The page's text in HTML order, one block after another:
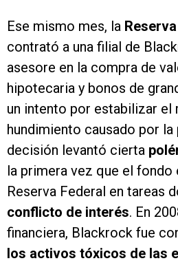
Ese mismo mes, la
contrató a una filial de
asesore en la compra de
hipotecaria y bonos de
un intento por estabilizar el
hundimiento causado por la
decisión levantó cierta
la primera vez que el
Reserva Federal en tareas
conflicto de interés. En
financiera, Blackrock fue
los activos tóxicos de las